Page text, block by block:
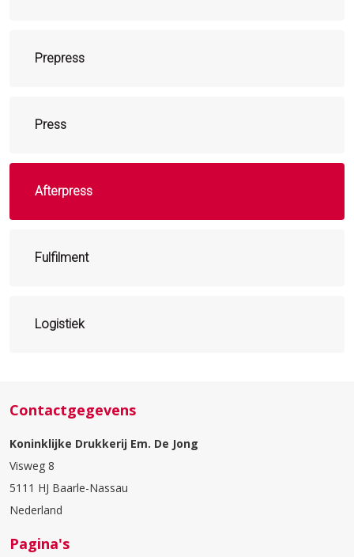
Prepress
Press
Afterpress
Fulfilment
Logistiek
Contactgegevens
Koninklijke Drukkerij Em. De Jong
Visweg 8
5111 HJ Baarle-Nassau
Nederland
Pagina's